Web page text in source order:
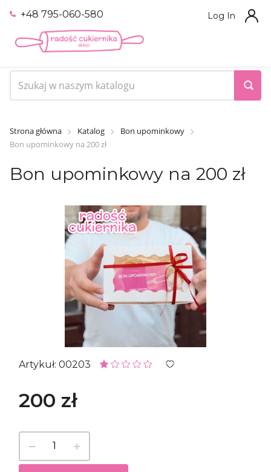
+48 795-060-580 Log In
Strona główna Katalog
Bon upominkowy
Bon upominkowy na 200 zł
Bon upominkowy na 200 zł
Artykuł: 00203
200 zł